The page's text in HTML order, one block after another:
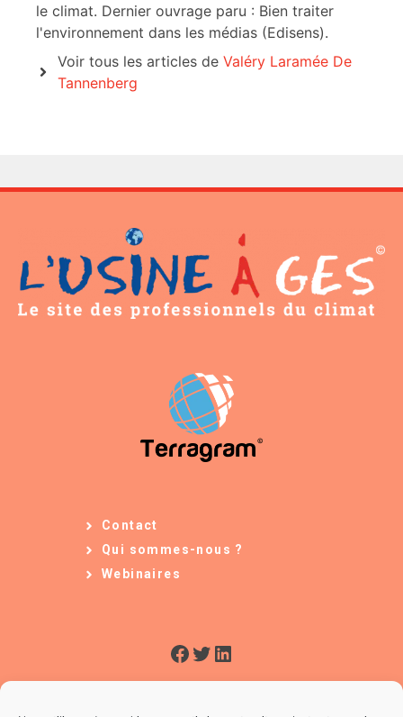
le climat. Dernier ouvrage paru : Bien traiter
l'environnement dans les médias (Edisens).
Voir tous les articles de Valéry Laramée De
Tannenberg
Contact
Qui sommes-nous ?
Webinaires
Facebook
Twitter
LinkedIn